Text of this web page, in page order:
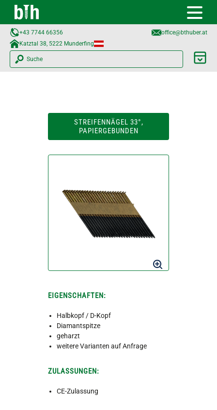
+43 7744 66356
office@bthuber.at​
Katztal 38, 5222 Munderfing
Suche
STREIFENNÄGEL 33°,
PAPIERGEBUNDEN
EIGENSCHAFTEN:
Halbkopf / D-Kopf
Diamantspitze
geharzt
weitere Varianten auf Anfrage
ZULASSUNGEN:
CE-Zulassung